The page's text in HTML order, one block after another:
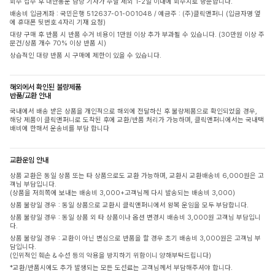
배송비 입금계좌 : 국민은행 512637-01-001048 / 예금주 : (주)클릭앤퍼니 (입금자명 옆
에 휴대폰 뒷번호 4자리 기재 요청)
대량 구매 후 반품 시 반품 수거 비용이 1만원 이상 추가 부과될 수 있습니다. (30만원 이상 주
문건/상품 개수 70% 이상 반품 시)
상습적인 대량 반품 시 구매에 제한이 있을 수 있습니다.
해외에서 확인된 불량제품
반품/교환 안내
국내에서 배송 받은 상품을 개인적으로 해외에 전달하신 후 불량제품으로 확인되었을 경우,
해당 제품이 클릭앤퍼니로 도착된 후에 교환/반품 처리가 가능하며, 클릭앤퍼니에서는 국내택
배비에 한해서 운송비를 부담 합니다
교환운임 안내
상품 교환은 동일 상품 또는 타 상품으로도 교환 가능하며, 교환시 교환배송비 6,000원은 고
객님 부담입니다.
(상품을 저희쪽에 보내는 배송비 3,000+고객님께 다시 발송되는 배송비 3,000)
상품 불량일 경우 : 동일 상품으로 교환시 클릭앤퍼니에서 왕복 운임을 모두 부담합니다.
상품 불량일 경우 : 동일 상품 외 타 상품이나 옵션 변경시 배송비 3,000원 고객님 부담입니
다.
상품 불량일 경우 : 교환이 아닌 변심으로 반품을 할 경우 초기 배송비 3,000원은 고객님 부
담입니다.
(인위적인 훼손 & 수선 등의 악용을 방지하기 위함이니 양해부탁드립니다)
*교환/반품시에도 추가 발생되는 모든 도선료는 고객님께서 부담해주셔야 합니다.